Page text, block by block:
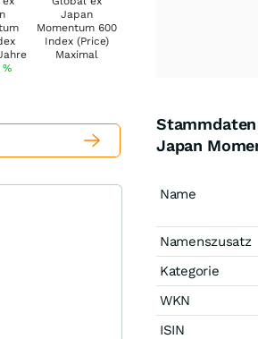
%
Stammdaten
Japan
Name
Namenszusatz
Kategorie
WKN
ISIN